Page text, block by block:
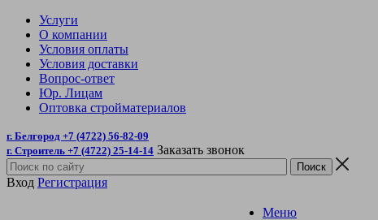
Услуги
О компании
Условия оплаты
Условия доставки
Вопрос-ответ
Юр. Лицам
Оптовка стройматериалов
г. Белгород +7 (4722) 56-82-09
г. Строитель +7 (4722) 25-14-14 Заказать звонок
Вход Регистрация
Меню